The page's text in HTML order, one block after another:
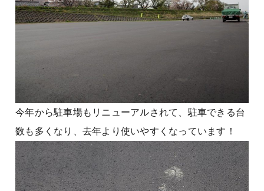
今年から駐車場もリニューアルされて、駐車できる台
数も多くなり、去年より使いやすくなっています！